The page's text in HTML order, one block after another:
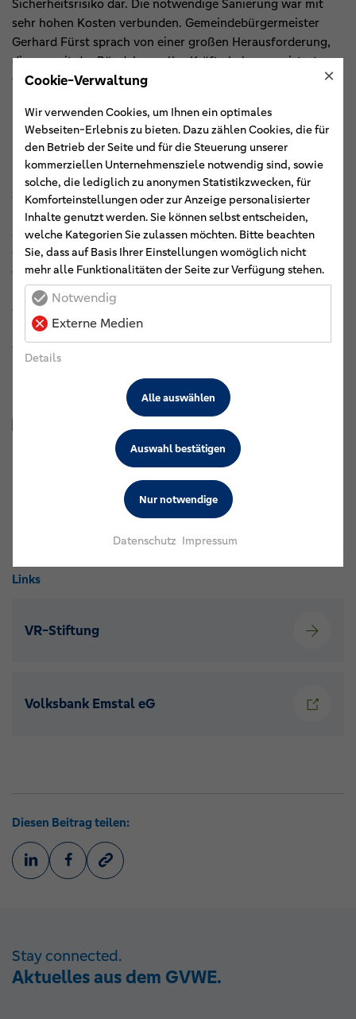
Sicherheitsrisiko dar. Die notwendige Sanierung war mit
sehr hohen Kosten verbunden. Gemeindebürgermeister
Gerhard Fürst sprach von einer großen Herausforderung,
die nur mit der Bündelung aller Kräfte habe gemeistert
werden können: „Umso mehr haben wir uns über die
Hohe Bedeutung für die Gemeinde
Mit der Zuwendung der Volksbank Emstal und der VR-
Stiftung wurde der Glockenstapel restauriert, der für die
Bürger eine hohe Bedeutung hat. Die Glocke wird unter
anderem von Ehrenamtlichen bei einem Sterbefall im Ort
gezogen (Totenläuten). „Uns freut es, Fresenburg bei
diesem Kraftakt unterstützen zu können. Wir sind richtig
begeistert, was die Bürgerinnen und Bürger hier vor Ort
geschaffen haben. Und das macht uns an dieser Stelle auch
stolz, Teil eines solchen Projekts zu sein“, sagte Stefanie
Glander, die das Spendenmanagement bei der Volksbank
Emstal eG verantwortet und den Antragsprozess begleitet
Der Glockenturm wurde behutsam auf dem Vorplatz der
Fresenburger Kapelle aufgestellt.
Links
VR-Stiftung
Volksbank Emstal eG
Diesen Beitrag teilen:
Stay connected.
Aktuelles aus dem GVWE.
Cookie-Verwaltung ×
Wir verwenden Cookies, um Ihnen ein optimales
Webseiten-Erlebnis zu bieten. Dazu zählen Cookies, die für
den Betrieb der Seite und für die Steuerung unserer
kommerziellen Unternehmensziele notwendig sind, sowie
solche, die lediglich zu anonymen Statistikzwecken, für
Komforteinstellungen oder zur Anzeige personalisierter
Inhalte genutzt werden. Sie können selbst entscheiden,
welche Kategorien Sie zulassen möchten. Bitte beachten
Sie, dass auf Basis Ihrer Einstellungen womöglich nicht
mehr alle Funktionalitäten der Seite zur Verfügung stehen.
Notwendig
Externe Medien
Details
Nur notwendige
Auswahl bestätigen
Alle auswählen
Datenschutz Impressum